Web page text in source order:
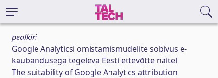
pealkiri
Google Analyticsi omistamismudelite sobivus e-
kaubandusega tegeleva Eesti ettevõtte näitel
The suitability of Google Analytics attribution